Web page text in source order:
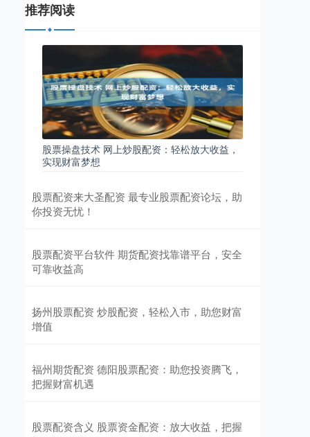
推荐阅读
股票操盘技术 网上炒股配资：轻松放大收益，
实现财富梦想
股票配资来大圣配资 最专业股票配资论坛，助
你投资无忧！
股票配资平台软件 期货配资找靠谱平台，安全
可靠收益高
扬州股票配资 炒股配资，轻松入市，助您财富
增值
福州期货配资 德阳股票配资：助您投资腾飞，
把握财富机遇
股票配资含义 股票资金配资：放大收益，把握